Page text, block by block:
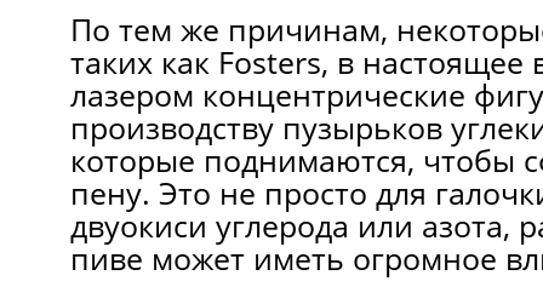
По тем же причинам,
таких как Fosters, в
лазером концентрические
производству пузырьков
которые поднимаются, чтобы
пену. Это не просто для
двуокиси углерода или азота,
пиве может иметь огромное